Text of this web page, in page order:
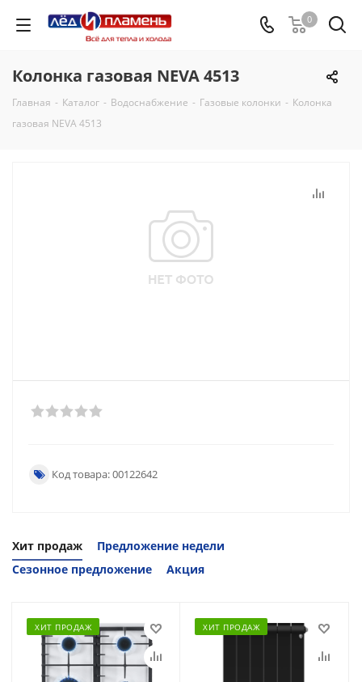
0
Колонка газовая NEVA 4513
Главная - Каталог - Водоснабжение - Газовые колонки - Колонка
газовая NEVA 4513
Код товара: 00122642
Хит продаж
Предложение недели
Сезонное предложение
Акция
ХИТ ПРОДАЖ ХИТ ПРОДАЖ